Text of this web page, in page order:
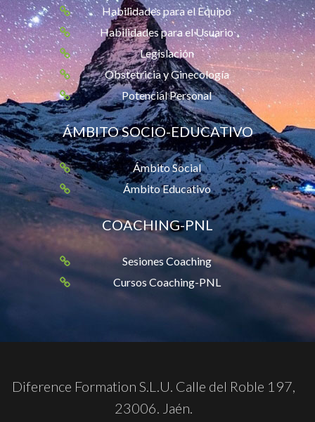
Habilidades para el Equipo
Habilidades para el Usuario
Legislación
Obstetricia y Ginecología
Potencial Personal
ÁMBITO SOCIO-EDUCATIVO
Ámbito Social
Ámbito Educativo
COACHING-PNL
Sesiones Coaching
Cursos Coaching-PNL
Diference Formation S.L.U. Calle del Roble 197,
23006. Jaén.